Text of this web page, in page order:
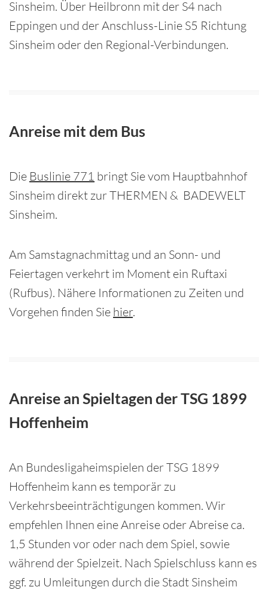
Sinsheim. Über Heilbronn mit der S4 nach
Eppingen und der Anschluss-Linie S5 Richtung
Sinsheim oder den Regional-Verbindungen.
Anreise mit dem Bus
Die Buslinie 771 bringt Sie vom Hauptbahnhof
Sinsheim direkt zur THERMEN & BADEWELT
Sinsheim.
Am Samstagnachmittag und an Sonn- und
Feiertagen verkehrt im Moment ein Ruftaxi
(Rufbus). Nähere Informationen zu Zeiten und
Vorgehen finden Sie hier.
Anreise an Spieltagen der TSG 1899
Hoffenheim
An Bundesligaheimspielen der TSG 1899
Hoffenheim kann es temporär zu
Verkehrsbeeinträchtigungen kommen. Wir
empfehlen Ihnen eine Anreise oder Abreise ca.
1,5 Stunden vor oder nach dem Spiel, sowie
während der Spielzeit. Nach Spielschluss kann es
ggf. zu Umleitungen durch die Stadt Sinsheim